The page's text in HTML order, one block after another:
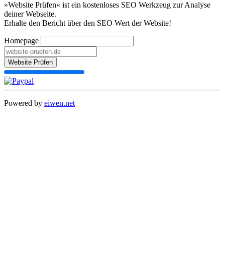
»Website Prüfen« ist ein kostenloses SEO Werkzeug zur Analyse
deiner Webseite.
Erhalte den Bericht über den SEO Wert der Website!
Homepage
Website Prüfen
Powered by eiwen.net